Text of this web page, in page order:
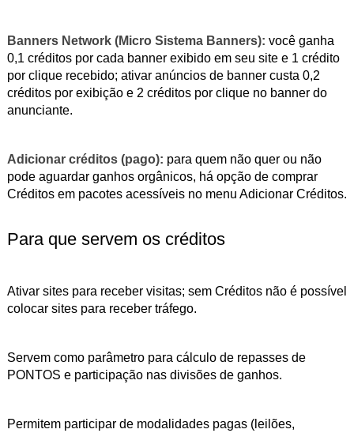
Banners Network (Micro Sistema Banners): você ganha
0,1 créditos por cada banner exibido em seu site e 1 crédito
por clique recebido; ativar anúncios de banner custa 0,2
créditos por exibição e 2 créditos por clique no banner do
anunciante.
Adicionar créditos (pago): para quem não quer ou não
pode aguardar ganhos orgânicos, há opção de comprar
Créditos em pacotes acessíveis no menu Adicionar Créditos.
Para que servem os créditos
Ativar sites para receber visitas; sem Créditos não é possível
colocar sites para receber tráfego.
Servem como parâmetro para cálculo de repasses de
PONTOS e participação nas divisões de ganhos.
Permitem participar de modalidades pagas (leilões,